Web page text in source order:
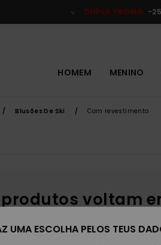
DUPLA PROMO -
HOMEM MENINO
Blusões De Ski Com revestimento
voltam
UMA ESCOLHA PELOS TEUS